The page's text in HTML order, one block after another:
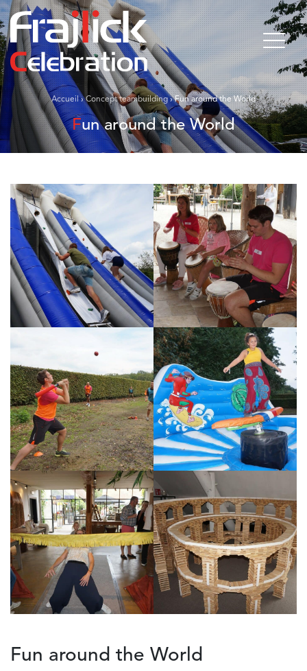
Accueil›Concept teambuilding›Fun around the World
Fun around the World
Fun around the World